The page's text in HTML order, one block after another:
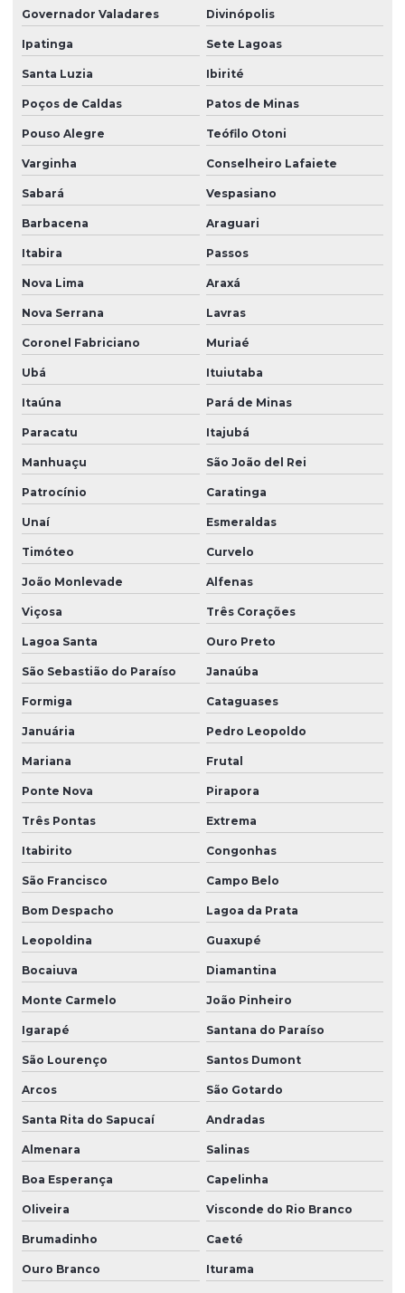
Governador Valadares Divinópolis
Ipatinga Sete Lagoas
Santa Luzia Ibirité
Poços de Caldas Patos de Minas
Pouso Alegre Teófilo Otoni
Varginha Conselheiro Lafaiete
Sabará Vespasiano
Barbacena Araguari
Itabira Passos
Nova Lima Araxá
Nova Serrana Lavras
Coronel Fabriciano Muriaé
Ubá Ituiutaba
Itaúna Pará de Minas
Paracatu Itajubá
Manhuaçu São João del Rei
Patrocínio Caratinga
Unaí Esmeraldas
Timóteo Curvelo
João Monlevade Alfenas
Viçosa Três Corações
Lagoa Santa Ouro Preto
São Sebastião do Paraíso Janaúba
Formiga Cataguases
Januária Pedro Leopoldo
Mariana Frutal
Ponte Nova Pirapora
Três Pontas Extrema
Itabirito Congonhas
São Francisco Campo Belo
Bom Despacho Lagoa da Prata
Leopoldina Guaxupé
Bocaiuva Diamantina
Monte Carmelo João Pinheiro
Igarapé Santana do Paraíso
São Lourenço Santos Dumont
Arcos São Gotardo
Santa Rita do Sapucaí Andradas
Almenara Salinas
Boa Esperança Capelinha
Oliveira Visconde do Rio Branco
Brumadinho Caeté
Ouro Branco Iturama